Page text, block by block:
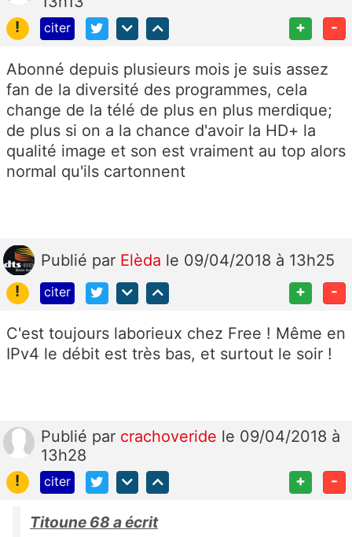
!
citer + -
Abonné depuis plusieurs mois je suis assez
fan de la diversité des programmes, cela
change de la télé de plus en plus merdique;
de plus si on a la chance d'avoir la HD+ la
qualité image et son est vraiment au top alors
normal qu'ils cartonnent
Publié par Elèda le 09/04/2018 à 13h25
!
citer + -
C'est toujours laborieux chez Free ! Même en
IPv4 le débit est très bas, et surtout le soir !
Publié par crachoveride le 09/04/2018 à
13h28
!
citer + -
Titoune 68 a écrit